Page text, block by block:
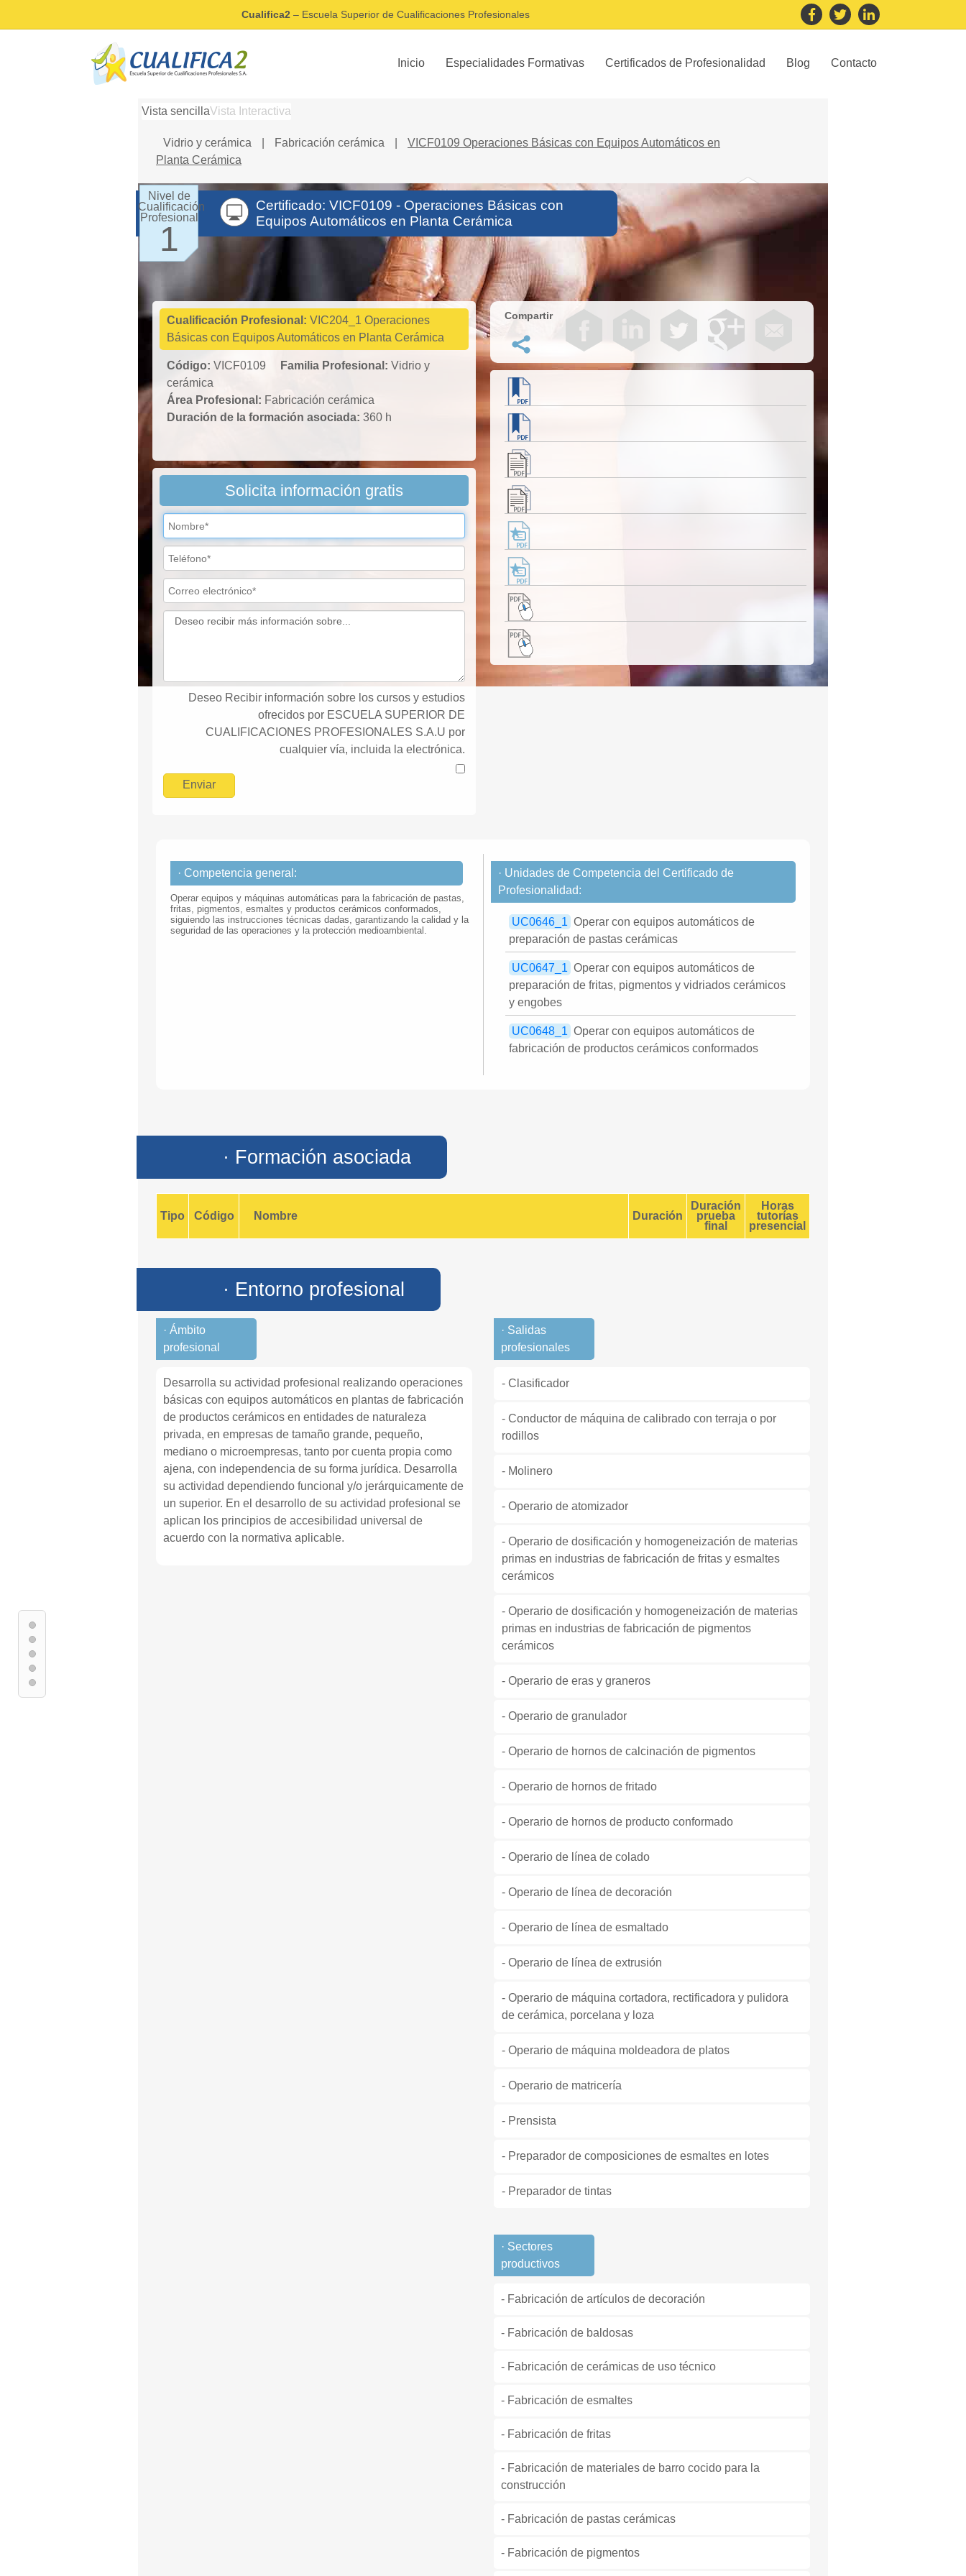
Cualifica2 – Escuela Superior de Cualificaciones Profesionales
Inicio Especialidades Formativas Certificados de Profesionalidad Blog Contacto
Vista sencillaVista Interactiva
Vidrio y cerámica Fabricación cerámica
VICF0109 Operaciones Básicas con Equipos Automáticos en
Planta Cerámica
Nivel de
Cualificación
Profesional
1
Certificado: VICF0109 - Operaciones Básicas con
Equipos Automáticos en Planta Cerámica
Vidrio y
cerámica
Cualificación Profesional: VIC204_1 Operaciones
Básicas con Equipos Automáticos en Planta Cerámica
Código: VICF0109 Familia Profesional: Vidrio y
cerámica
Área Profesional: Fabricación cerámica
Duración de la formación asociada: 360 h
Solicita información gratis
Deseo Recibir información sobre los cursos y estudios
ofrecidos por ESCUELA SUPERIOR DE
CUALIFICACIONES PROFESIONALES S.A.U por
cualquier vía, incluida la electrónica.
Compartir
· Competencia general:
Operar equipos y máquinas automáticas para la fabricación de pastas,
fritas, pigmentos, esmaltes y productos cerámicos conformados,
siguiendo las instrucciones técnicas dadas, garantizando la calidad y la
seguridad de las operaciones y la protección medioambiental.
· Unidades de Competencia del Certificado de
Profesionalidad:
UC0646_1 Operar con equipos automáticos de
preparación de pastas cerámicas
UC0647_1 Operar con equipos automáticos de
preparación de fritas, pigmentos y vidriados cerámicos
y engobes
UC0648_1 Operar con equipos automáticos de
fabricación de productos cerámicos conformados
· Formación asociada
Tipo Código Nombre Duración
Duración
prueba
final
Horas
tutorías
presencial
· Entorno profesional
· Ámbito
profesional
Desarrolla su actividad profesional realizando operaciones
básicas con equipos automáticos en plantas de fabricación
de productos cerámicos en entidades de naturaleza
privada, en empresas de tamaño grande, pequeño,
mediano o microempresas, tanto por cuenta propia como
ajena, con independencia de su forma jurídica. Desarrolla
su actividad dependiendo funcional y/o jerárquicamente de
un superior. En el desarrollo de su actividad profesional se
aplican los principios de accesibilidad universal de
acuerdo con la normativa aplicable.
· Salidas
profesionales
- Clasificador
- Conductor de máquina de calibrado con terraja o por
rodillos
- Molinero
- Operario de atomizador
- Operario de dosificación y homogeneización de materias
primas en industrias de fabricación de fritas y esmaltes
cerámicos
- Operario de dosificación y homogeneización de materias
primas en industrias de fabricación de pigmentos
cerámicos
- Operario de eras y graneros
- Operario de granulador
- Operario de hornos de calcinación de pigmentos
- Operario de hornos de fritado
- Operario de hornos de producto conformado
- Operario de línea de colado
- Operario de línea de decoración
- Operario de línea de esmaltado
- Operario de línea de extrusión
- Operario de máquina cortadora, rectificadora y pulidora
de cerámica, porcelana y loza
- Operario de máquina moldeadora de platos
- Operario de matricería
- Prensista
- Preparador de composiciones de esmaltes en lotes
- Preparador de tintas
· Sectores
productivos
- Fabricación de artículos de decoración
- Fabricación de baldosas
- Fabricación de cerámicas de uso técnico
- Fabricación de esmaltes
- Fabricación de fritas
- Fabricación de materiales de barro cocido para la
construcción
- Fabricación de pastas cerámicas
- Fabricación de pigmentos